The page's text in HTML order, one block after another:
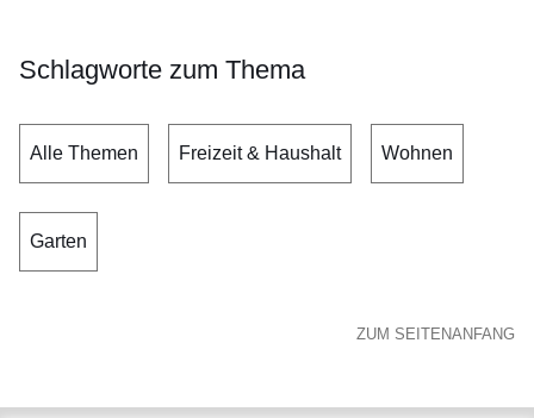
Schlagworte zum Thema
Alle Themen Freizeit & Haushalt Wohnen
Garten
ZUM SEITENANFANG